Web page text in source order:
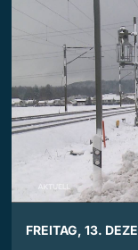
FREITAG, 13.